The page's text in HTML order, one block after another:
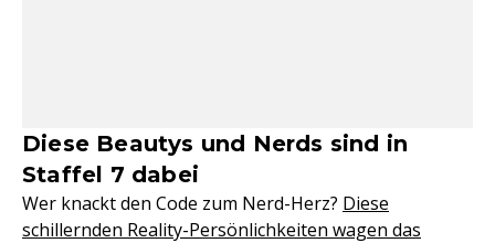
Diese Beautys und Nerds sind in
Staffel 7 dabei
Wer knackt den Code zum Nerd-Herz? Diese
schillernden Reality-Persönlichkeiten wagen das